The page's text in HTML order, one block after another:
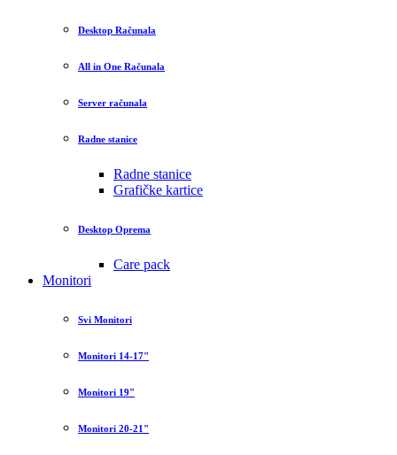
Desktop Računala
All in One Računala
Server računala
Radne stanice
Radne stanice
Grafičke kartice
Desktop Oprema
Care pack
Monitori
Svi Monitori
Monitori 14-17"
Monitori 19"
Monitori 20-21"